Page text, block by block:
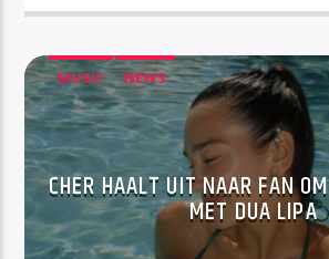
MUSIC NEWS
CHER HAALT UIT NAAR FAN
MET DUA LIPA